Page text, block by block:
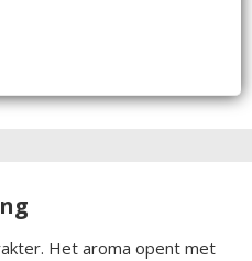
Het aroma opent met